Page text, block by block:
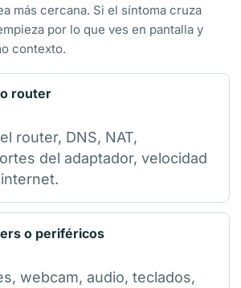
más cercana. Si el síntoma cruza
por lo que ves en pantalla y
contexto.
router
router, DNS, NAT,
del adaptador, velocidad
o periféricos
webcam, audio, teclados,